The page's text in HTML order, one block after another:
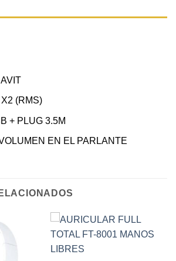
(RMS)
+ PLUG 3.5M
EN EL PARLANTE